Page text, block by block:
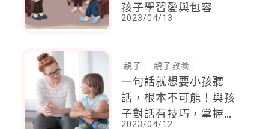
孩子學習愛與包容
2023/04/13
親子 親子教養
一句話就想要小孩聽
話，根本不可能！與孩
子對話有技巧，掌握
2023/04/12